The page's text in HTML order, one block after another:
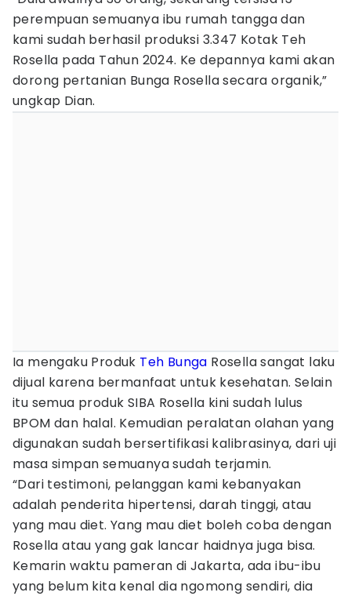
perempuan semuanya ibu rumah tangga dan
kami sudah berhasil produksi 3.347 Kotak Teh
Rosella pada Tahun 2024. Ke depannya kami akan
dorong pertanian Bunga Rosella secara organik,”
ungkap Dian.
Ia mengaku Produk Teh Bunga Rosella sangat laku
dijual karena bermanfaat untuk kesehatan. Selain
itu semua produk SIBA Rosella kini sudah lulus
BPOM dan halal. Kemudian peralatan olahan yang
digunakan sudah bersertifikasi kalibrasinya, dari uji
masa simpan semuanya sudah terjamin.
“Dari testimoni, pelanggan kami kebanyakan
adalah penderita hipertensi, darah tinggi, atau
yang mau diet. Yang mau diet boleh coba dengan
Rosella atau yang gak lancar haidnya juga bisa.
Kemarin waktu pameran di Jakarta, ada ibu-ibu
yang belum kita kenal dia ngomong sendiri, dia